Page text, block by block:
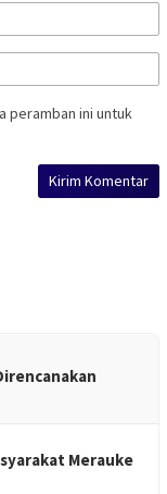
peramban ini untuk
Merauke